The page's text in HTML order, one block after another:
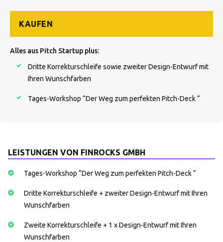
KAUFEN
Alles aus Pitch Startup plus:
Dritte Korrekturschleife sowie zweiter Design-Entwurf mit
Ihren Wunschfarben
Tages-Workshop “Der Weg zum perfekten Pitch-Deck “
LEISTUNGEN VON FINROCKS GMBH
Tages-Workshop “Der Weg zum perfekten Pitch-Deck “
Dritte Korrekturschleife + zweiter Design-Entwurf mit Ihren
Wunschfarben
Zweite Korrekturschleife + 1 x Design-Entwurf mit Ihren
Wunschfarben